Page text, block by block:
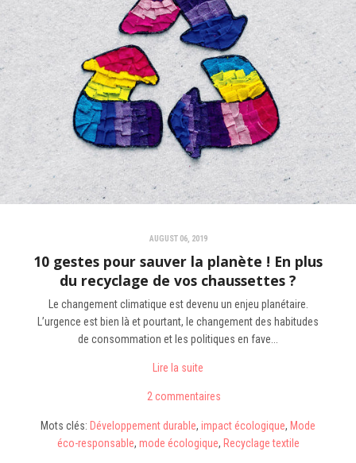
AUGUST 06, 2019
10 gestes pour sauver la planète ! En plus
du recyclage de vos chaussettes ?
Le changement climatique est devenu un enjeu planétaire.
L’urgence est bien là et pourtant, le changement des habitudes
de consommation et les politiques en fave...
Lire la suite
2 commentaires
Mots clés: Développement durable, impact écologique, Mode
éco-responsable, mode écologique, Recyclage textile